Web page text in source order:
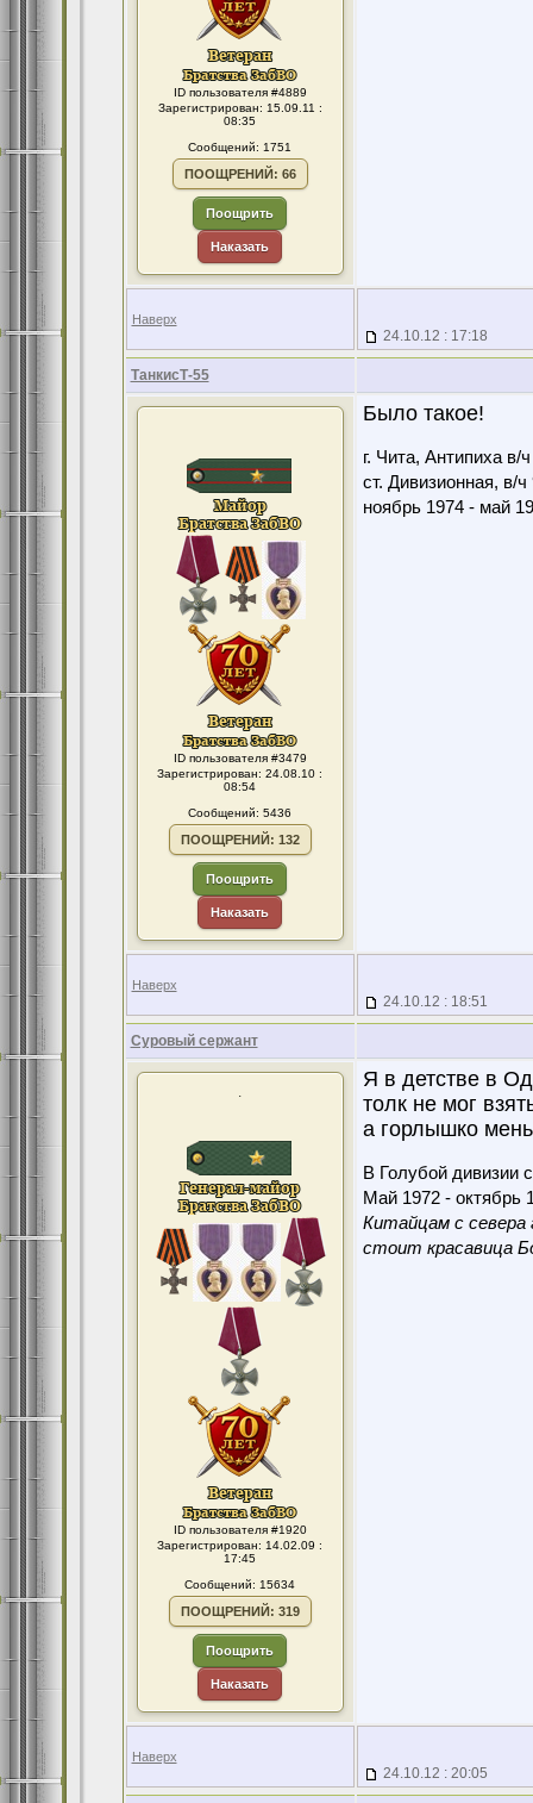
ID пользователя #4889
Зарегистрирован: 15.09.11 :
08:35
Сообщений: 1751
ПООЩРЕНИЙ: 66
Поощрить
Наказать
Наверх
24.10.12 : 17:18
ТанкисТ-55
ID пользователя #3479
Зарегистрирован: 24.08.10 :
08:54
Сообщений: 5436
ПООЩРЕНИЙ: 132
Поощрить
Наказать
Было такое!
г. Чита, Антипиха в/
ст. Дивизионная, в/ч
ноябрь 1974 - май
Наверх
24.10.12 : 18:51
Суровый сержант
.
ID пользователя #1920
Зарегистрирован: 14.02.09 :
17:45
Сообщений: 15634
ПООЩРЕНИЙ: 319
Поощрить
Наказать
Я в детстве в
толк не мог
а горлышко
В Голубой дивизии
Май 1972 - октябрь
Китайцам с севера
стоит красавица
Наверх
24.10.12 : 20:05